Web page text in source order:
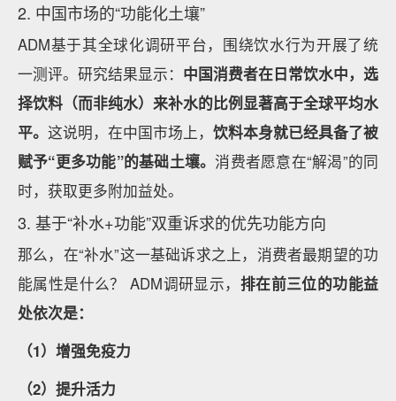
2. 中国市场的“功能化土壤”
ADM基于其全球化调研平台，围绕饮水行为开展了统
一测评。研究结果显示： 中国消费者在日常饮水中，选
择饮料（而非纯水）来补水的比例显著高于全球平均水
平。 这说明，在中国市场上， 饮料本身就已经具备了被
赋予“更多功能”的基础土壤。消费者愿意在“解渴”的同
时，获取更多附加益处。
3. 基于“补水+功能”双重诉求的优先功能方向
那么，在“补水”这一基础诉求之上，消费者最期望的功
能属性是什么？ ADM调研显示， 排在前三位的功能益
处依次是：
（1）增强免疫力
（2）提升活力